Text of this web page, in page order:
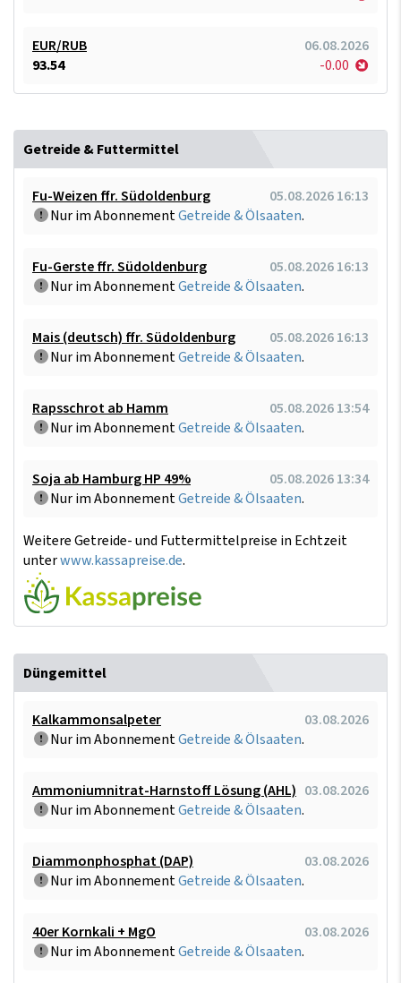
EUR/RUB
06.08.2026
93.54
-0.00
Getreide & Futtermittel
Fu-Weizen ffr. Südoldenburg
05.08.2026 16:13
Nur im AbonnementGetreide & Ölsaaten.
Fu-Gerste ffr. Südoldenburg
05.08.2026 16:13
Nur im AbonnementGetreide & Ölsaaten.
Mais (deutsch) ffr. Südoldenburg
05.08.2026 16:13
Nur im AbonnementGetreide & Ölsaaten.
Rapsschrot ab Hamm
05.08.2026 13:54
Nur im AbonnementGetreide & Ölsaaten.
Soja ab Hamburg HP 49%
05.08.2026 13:34
Nur im AbonnementGetreide & Ölsaaten.
Weitere Getreide- und Futtermittelpreise in Echtzeit
unterwww.kassapreise.de.
Düngemittel
Kalkammonsalpeter
03.08.2026
Nur im AbonnementGetreide & Ölsaaten.
Ammoniumnitrat-Harnstoff Lösung (AHL) 03.08.2026
Nur im AbonnementGetreide & Ölsaaten.
Diammonphosphat (DAP)
03.08.2026
Nur im AbonnementGetreide & Ölsaaten.
40er Kornkali + MgO
03.08.2026
Nur im AbonnementGetreide & Ölsaaten.